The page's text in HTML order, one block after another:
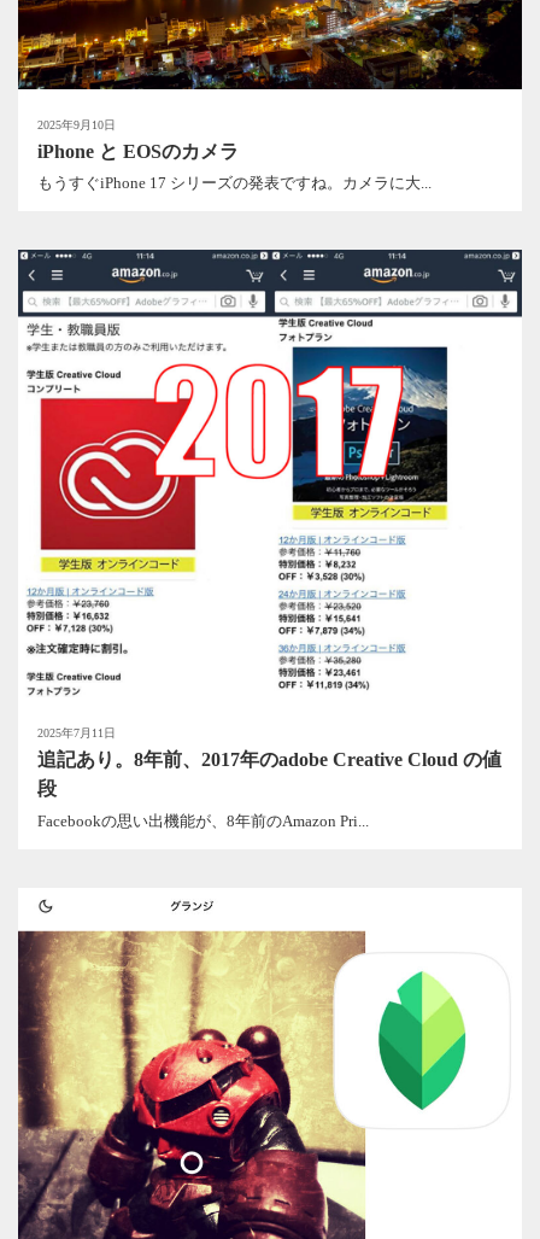
2025年9月10日
iPhone と EOSのカメラ
もうすぐiPhone 17 シリーズの発表ですね。カメラに大...
2025年7月11日
追記あり。8年前、2017年のadobe Creative Cloud の値
段
Facebookの思い出機能が、8年前のAmazon Pri...